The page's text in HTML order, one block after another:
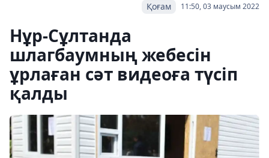
11:50, 03 маусым 2022
Қоғам
Нұр-Сұлтанда
шлагбаумның жебесін
ұрлаған сәт видеоға түсіп
қалды